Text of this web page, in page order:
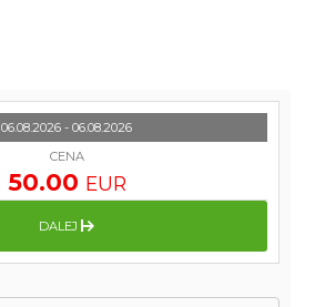
06.08.2026 - 06.08.2026
CENA
50.00 EUR
DALEJ